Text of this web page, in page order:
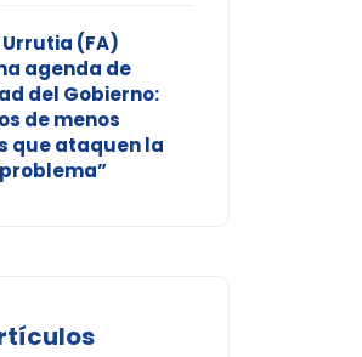
(FA)
agenda de
del Gobierno:
de menos
que ataquen la